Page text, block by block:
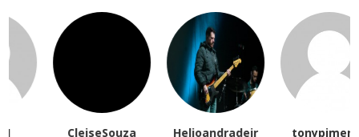
CleiseSouza Helioandradejr tonypimenta